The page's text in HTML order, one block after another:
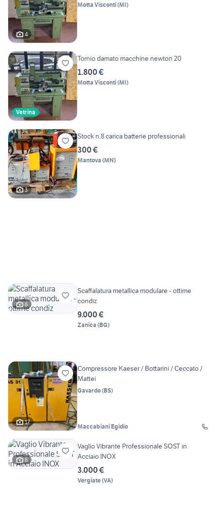
4
Motta Visconti(MI)
Vetrina
Tornio damato macchine newton 20
1.800 €
Motta Visconti(MI)
3
Stock n.8 carica batterie professionali
300 €
Mantova (MN)
6
Scaffalatura metallica modulare - ottime
condiz
9.000 €
Zanica (BG)
17
Compressore Kaeser / Bottarini / Ceccato /
Mattei
Gavardo(BS)
Maccabiani Egidio
6
Vaglio Vibrante Professionale SOST in
Acciaio INOX
3.000 €
Vergiate(VA)